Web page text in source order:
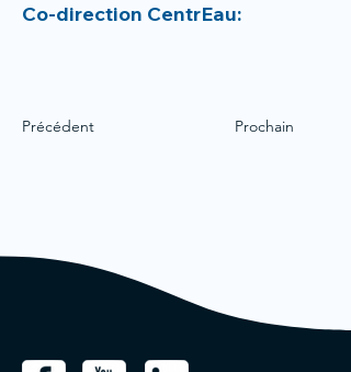
Co-direction CentrEau:
Précédent Prochain